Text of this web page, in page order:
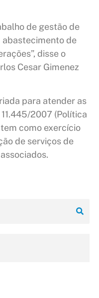
de gestão de
de
disse o
Cesar Gimenez
para atender as
2007 (Política
como exercício
de serviços de